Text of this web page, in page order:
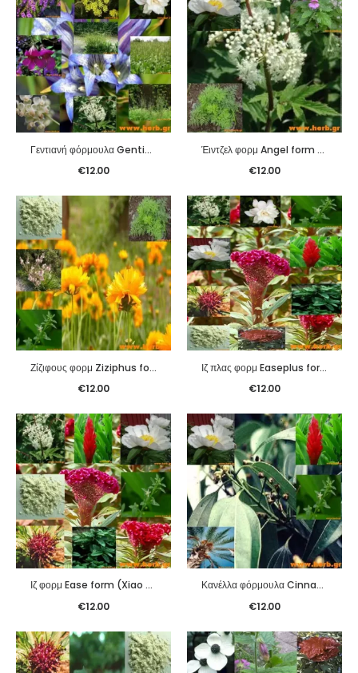
Γεντιανή φόρμουλα Gentiana form (Long Dan Xie Gan Pian)
€12.00
Έιντζελ φορμ Angel form (Si Wu Pian)
€12.00
Ζίζιφους φορμ Ziziphus form (Suan Zao Ren Tang Pian)
€12.00
Ιζ πλας φορμ Easeplus form (Jia Wei Xiao Yao Pian)
€12.00
Ιζ φορμ Ease form (Xiao Yao Pian)
€12.00
Κανέλλα φόρμουλα Cinnamon form (Gui Zhi Tang Pian)
€12.00